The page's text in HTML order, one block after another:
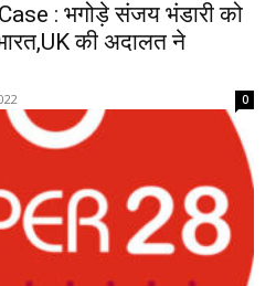
: भगोड़े संजय भंडारी को
की अदालत ने
0